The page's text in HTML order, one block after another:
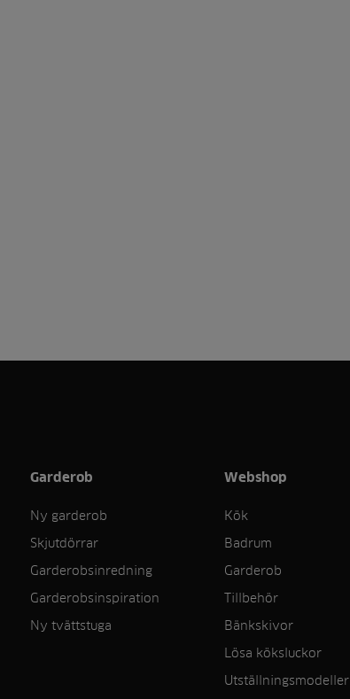
Garderob
Ny garderob
Skjutdörrar
Garderobsinredning
Garderobsinspiration
Ny tvättstuga
Webshop
Kök
Badrum
Garderob
Tillbehör
Bänkskivor
Lösa köksluckor
Utställningsmodeller